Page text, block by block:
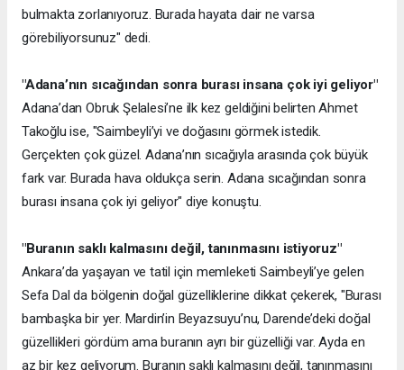
bulmakta zorlanıyoruz. Burada hayata dair ne varsa
görebiliyorsunuz" dedi.
"Adana’nın sıcağından sonra burası insana çok iyi geliyor"
Adana’dan Obruk Şelalesi’ne ilk kez geldiğini belirten Ahmet
Takoğlu ise, "Saimbeyli’yi ve doğasını görmek istedik.
Gerçekten çok güzel. Adana’nın sıcağıyla arasında çok büyük
fark var. Burada hava oldukça serin. Adana sıcağından sonra
burası insana çok iyi geliyor" diye konuştu.
"Buranın saklı kalmasını değil, tanınmasını istiyoruz"
Ankara’da yaşayan ve tatil için memleketi Saimbeyli’ye gelen
Sefa Dal da bölgenin doğal güzelliklerine dikkat çekerek, "Burası
bambaşka bir yer. Mardin’in Beyazsuyu’nu, Darende’deki doğal
güzellikleri gördüm ama buranın ayrı bir güzelliği var. Ayda en
az bir kez geliyorum. Buranın saklı kalmasını değil, tanınmasını